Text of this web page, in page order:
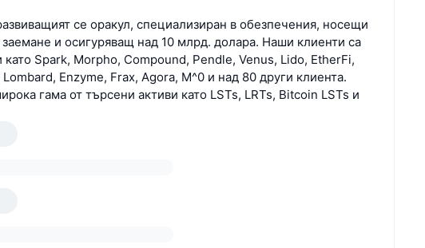
се оракул, специализиран в обезпечения, носещи
заемане и осигуряващ над 10 млрд. долара. Наши клиенти са
Spark, Morpho, Compound, Pendle, Venus, Lido, EtherFi,
Enzyme, Frax, Agora, M^0 и над 80 други клиента.
гама от търсени активи като LSTs, LRTs, Bitcoin LSTs и